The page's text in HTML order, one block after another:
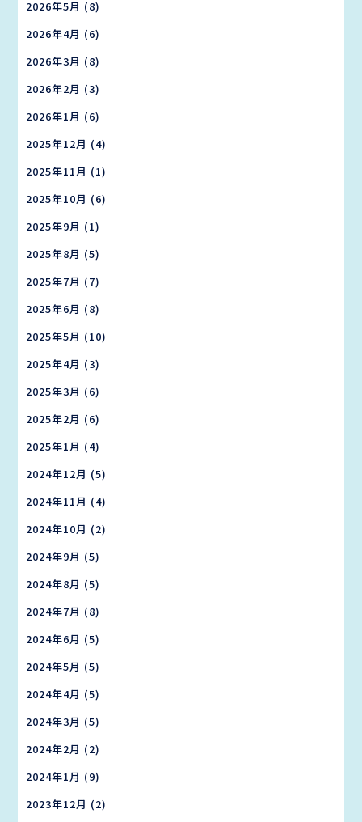
2026年5月 (8)
2026年4月 (6)
2026年3月 (8)
2026年2月 (3)
2026年1月 (6)
2025年12月 (4)
2025年11月 (1)
2025年10月 (6)
2025年9月 (1)
2025年8月 (5)
2025年7月 (7)
2025年6月 (8)
2025年5月 (10)
2025年4月 (3)
2025年3月 (6)
2025年2月 (6)
2025年1月 (4)
2024年12月 (5)
2024年11月 (4)
2024年10月 (2)
2024年9月 (5)
2024年8月 (5)
2024年7月 (8)
2024年6月 (5)
2024年5月 (5)
2024年4月 (5)
2024年3月 (5)
2024年2月 (2)
2024年1月 (9)
2023年12月 (2)